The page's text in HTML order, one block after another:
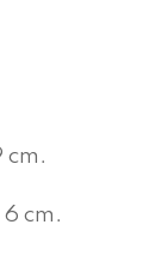
cm.
cm.